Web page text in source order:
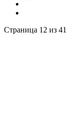
Страница 12 из 41